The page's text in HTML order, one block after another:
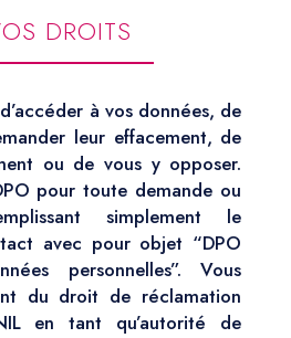
DROITS
à vos données, de
leur effacement, de
ou de vous y opposer.
pour toute demande ou
simplement le
avec pour objet “DPO
personnelles”. Vous
du droit de réclamation
en tant qu’autorité de